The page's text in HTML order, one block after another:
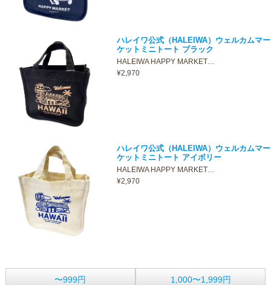
ハレイワ公式（HALEIWA）ウェルカムマー
ケットミニトート ブラック
HALEIWA HAPPY MARKET…
¥2,970
ハレイワ公式（HALEIWA）ウェルカムマー
ケットミニトート アイボリー
HALEIWA HAPPY MARKET…
¥2,970
〜999円 1,000〜1,999円